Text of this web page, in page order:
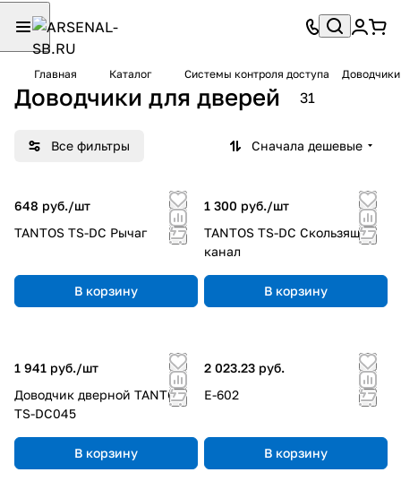
Главная Каталог Системы контроля доступа
Доводчики для дверей 31
Все фильтры Сначала дешевые
648 руб./шт
TANTOS TS-DC Рычаг
В корзину
1 300 руб./шт
TANTOS TS-DC Скользящий
канал
В корзину
1 941 руб./шт
Доводчик дверной TANTOS
TS-DC045
В корзину
2 023.23 руб.
E-602
В корзину